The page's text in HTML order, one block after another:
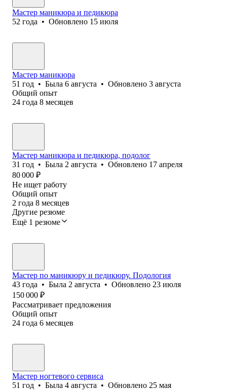
Мастер маникюра и педикюра
52 года • Обновлено 15 июля
Мастер маникюра
51 год • Была 6 августа • Обновлено 3 августа
Общий опыт
24 года 8 месяцев
Мастер маникюра и педикюра, подолог
31 год • Была 2 августа • Обновлено 17 апреля
80 000 ₽
Не ищет работу
Общий опыт
2 года 8 месяцев
Другие резюме
Ещё 1 резюме
Мастер по маникюру и педикюру. Подология
43 года • Была 2 августа • Обновлено 23 июля
150 000 ₽
Рассматривает предложения
Общий опыт
24 года 6 месяцев
Мастер ногтевого сервиса
51 год • Была 4 августа • Обновлено 25 мая